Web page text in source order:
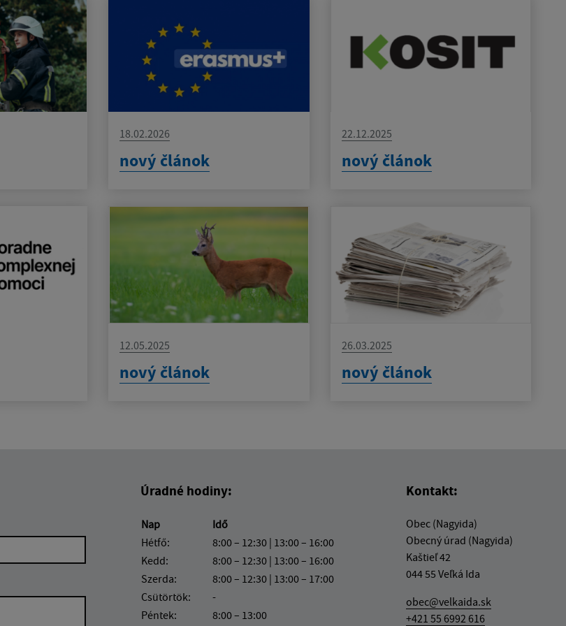
18.02.2026
nový článok
22.12.2025
nový článok
12.05.2025
nový článok
26.03.2025
nový článok
Úradné hodiny:
Nap
Idő
Hétfő:
8:00 – 12:30 | 13:00 – 16:00
Kedd:
8:00 – 12:30 | 13:00 – 16:00
Szerda:
8:00 – 12:30 | 13:00 – 17:00
Csütörtök:
-
Péntek:
8:00 – 13:00
Kontakt:
Obec (Nagyida)
Obecný úrad (Nagyida)
Kaštieľ 42
044 55 Veľká Ida
obec@velkaida.sk
+421 55 6992 616